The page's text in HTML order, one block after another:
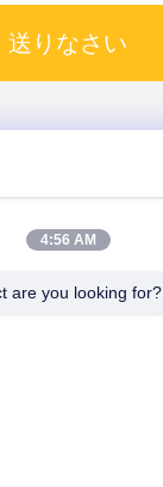
送りなさい
4:56 AM
are you looking for?